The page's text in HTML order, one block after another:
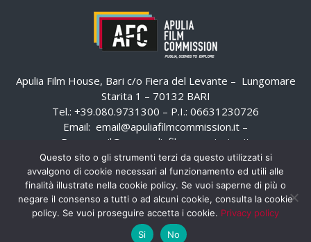
Apulia Film House, Bari c/o Fiera del Levante – Lungomare
Starita 1 – 70132 BARI
Tel.: +39.080.9731300 – P.I.: 06631230726
Email: email@apuliafilmcommission.it –
Pec:
email@pec.apuliafilmcommission.it
Questo sito o gli strumenti terzi da questo utilizzati si
avvalgono di cookie necessari al funzionamento ed utili alle
finalità illustrate nella cookie policy. Se vuoi saperne di più o
negare il consenso a tutti o ad alcuni cookie, consulta la cookie
policy. Se vuoi proseguire accetta i cookie. Privacy policy
Si
No